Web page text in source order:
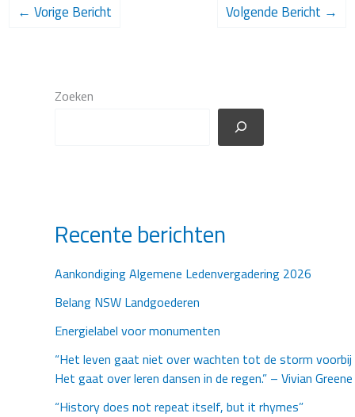
← Vorige Bericht Volgende Bericht →
Zoeken
Recente berichten
Aankondiging Algemene Ledenvergadering 2026
Belang NSW Landgoederen
Energielabel voor monumenten
“Het leven gaat niet over wachten tot de storm voorbij
Het gaat over leren dansen in de regen.” – Vivian Greene
“History does not repeat itself, but it rhymes”